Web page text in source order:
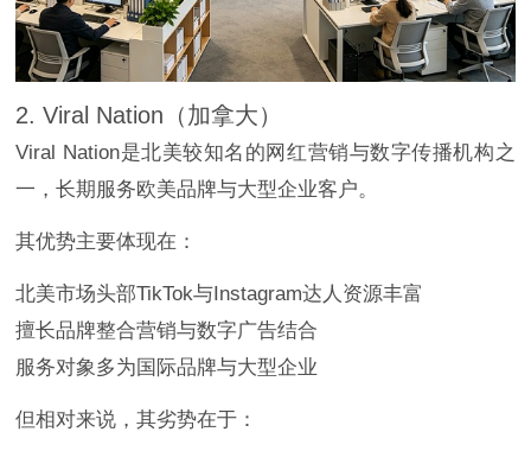
2. Viral Nation（加拿大）
Viral Nation是北美较知名的网红营销与数字传播机构之
一，长期服务欧美品牌与大型企业客户。
其优势主要体现在：
北美市场头部TikTok与Instagram达人资源丰富
擅长品牌整合营销与数字广告结合
服务对象多为国际品牌与大型企业
但相对来说，其劣势在于：